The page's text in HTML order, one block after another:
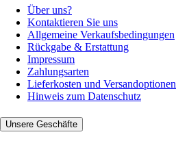
Über uns?
Kontaktieren Sie uns
Allgemeine Verkaufsbedingungen
Rückgabe & Erstattung
Impressum
Zahlungsarten
Lieferkosten und Versandoptionen
Hinweis zum Datenschutz
Unsere Geschäfte